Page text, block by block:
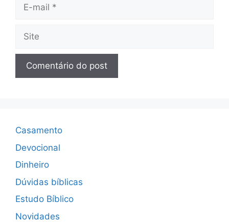
Site
Casamento
Devocional
Dinheiro
Dúvidas bíblicas
Estudo Bíblico
Novidades